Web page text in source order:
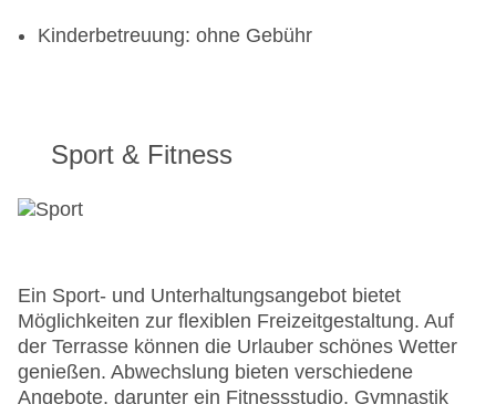
Kinderbetreuung: ohne Gebühr
Sport & Fitness
Ein Sport- und Unterhaltungsangebot bietet
Möglichkeiten zur flexiblen Freizeitgestaltung. Auf
der Terrasse können die Urlauber schönes Wetter
genießen. Abwechslung bieten verschiedene
Angebote, darunter ein Fitnessstudio, Gymnastik